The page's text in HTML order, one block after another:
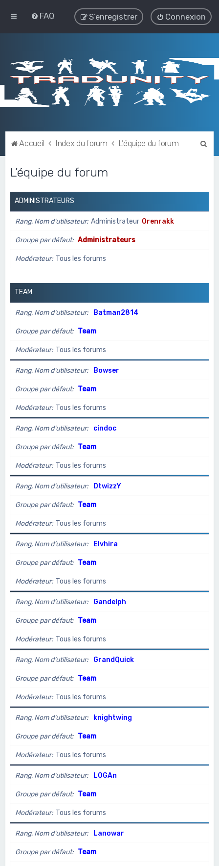
FAQ Connexion
S’enregistrer
Accueil Index du forum L’équipe du forum
r
r
L’équipe du forum
ADMINISTRATEURS
Rang, Nom d’utilisateur Administrateur Orenrakk
Groupe par défaut Administrateurs
Modérateur Tous les forums
TEAM
Rang, Nom d’utilisateur Batman2814
Groupe par défaut Team
Modérateur Tous les forums
Rang, Nom d’utilisateur Bowser
Groupe par défaut Team
Modérateur Tous les forums
Rang, Nom d’utilisateur cindoc
Groupe par défaut Team
Modérateur Tous les forums
Rang, Nom d’utilisateur DtwizzY
Groupe par défaut Team
Modérateur Tous les forums
Rang, Nom d’utilisateur Elvhira
Groupe par défaut Team
Modérateur Tous les forums
Rang, Nom d’utilisateur Gandelph
Groupe par défaut Team
Modérateur Tous les forums
Rang, Nom d’utilisateur GrandQuick
Groupe par défaut Team
Modérateur Tous les forums
Rang, Nom d’utilisateur knightwing
Groupe par défaut Team
Modérateur Tous les forums
Rang, Nom d’utilisateur L0GAn
Groupe par défaut Team
Modérateur Tous les forums
Rang, Nom d’utilisateur Lanowar
Groupe par défaut Team